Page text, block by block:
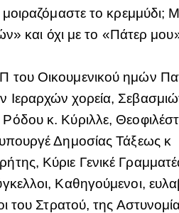
το κρεμμύδι;
και όχι με το «Πάτερ
του Οικουμενικού ημών
χορεία,
κ. Κύριλλε,
Δημοσίας Τάξεως κ
Κύριε Γενικέ
Καθηγούμενοι,
του Στρατού, της